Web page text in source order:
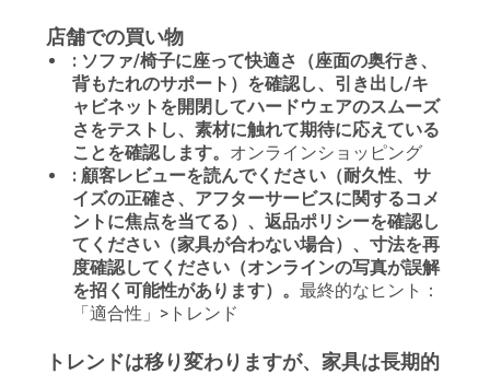
店舗での買い物
: ソファ/椅子に座って快適さ（座面の奥行き、
背もたれのサポート）を確認し、引き出し/キ
ャビネットを開閉してハードウェアのスムーズ
さをテストし、素材に触れて期待に応えている
ことを確認します。 オンラインショッピング
: 顧客レビューを読んでください（耐久性、サ
イズの正確さ、アフターサービスに関するコメ
ントに焦点を当てる）、返品ポリシーを確認し
てください（家具が合わない場合）、寸法を再
度確認してください（オンラインの写真が誤解
を招く可能性があります）。 最終的なヒント：
「適合性」>トレンド
トレンドは移り変わりますが、家具は長期的